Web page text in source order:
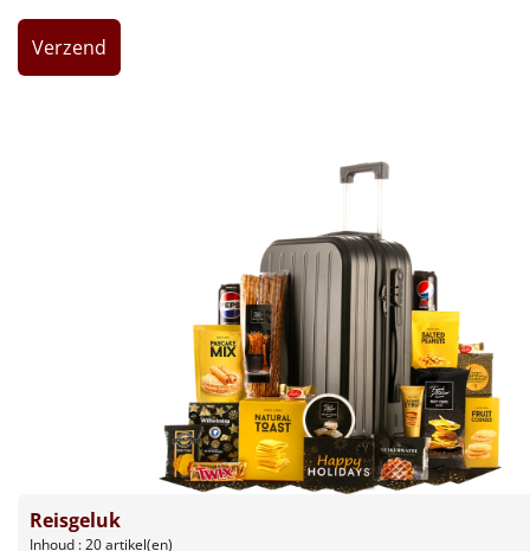
Leuke
Wake up light
Reisgeluk
Inhoud : 20 artikel(en)